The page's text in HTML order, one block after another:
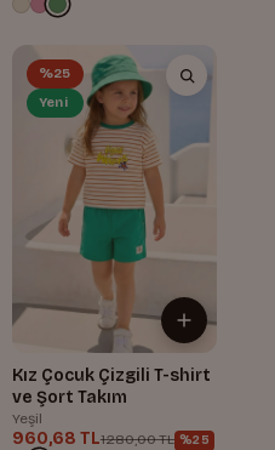
%25
Yeni
Kız Çocuk Çizgili T-shirt
ve Şort Takım
Yeşil
960,68 TL1.280,00 TL %25